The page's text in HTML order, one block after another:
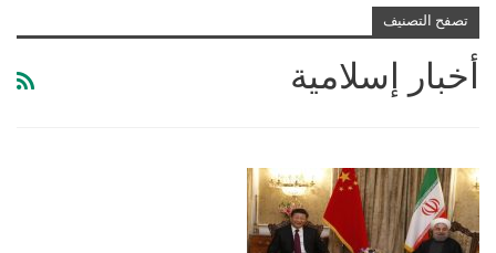
تصفح التصنيف
أخبار إسلامية